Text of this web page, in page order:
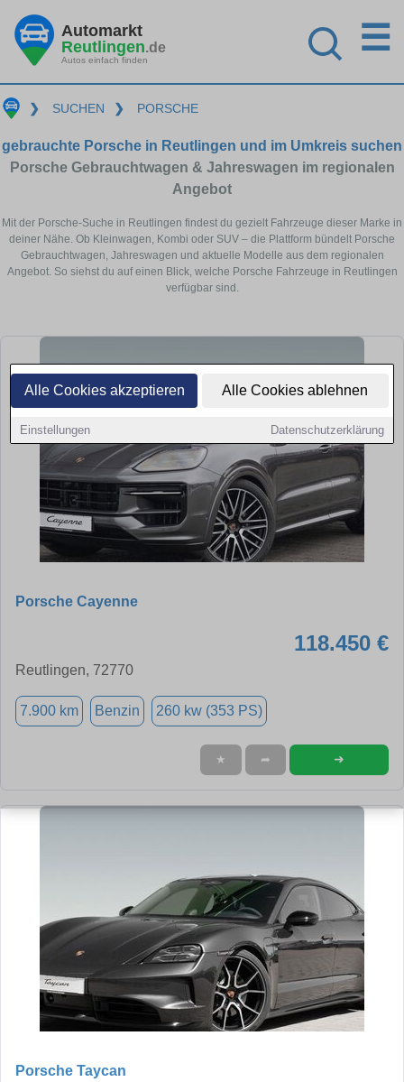
Alle Cookies akzeptieren Alle Cookies ablehnen
Einstellungen Datenschutzerklärung
Automarkt
Reutlingen.de
Autos einfach finden
☰
❯ SUCHEN ❯ PORSCHE
gebrauchte Porsche in Reutlingen und im Umkreis suchen
Porsche Gebrauchtwagen & Jahreswagen im regionalen
Angebot
Mit der Porsche-Suche in Reutlingen findest du gezielt Fahrzeuge dieser Marke in
deiner Nähe. Ob Kleinwagen, Kombi oder SUV – die Plattform bündelt Porsche
Gebrauchtwagen, Jahreswagen und aktuelle Modelle aus dem regionalen
Angebot. So siehst du auf einen Blick, welche Porsche Fahrzeuge in Reutlingen
verfügbar sind.
Porsche Cayenne
118.450 €
Reutlingen, 72770
7.900 km Benzin 260 kw (353 PS)
★ ➦ ➜
Porsche Taycan